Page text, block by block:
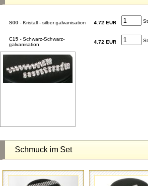
S00 - Kristall - silber galvanisation 4.72 EUR St.
C15 - Schwarz-Schwarz-
galvanisation
4.72 EUR St.
Schmuck im Set